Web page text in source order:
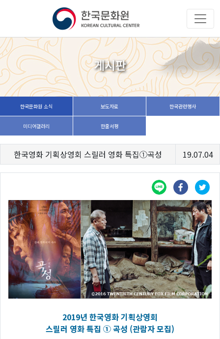
게시판
한국문화원 소식 보도자료 한국관련행사
미디어갤러리 한줄서평
한국영화 기획상영회 스릴러 영화 특집①곡성 19.07.04
2019년 한국영화 기획상영회
스릴러 영화 특집 ① 곡성 (관람자 모집)